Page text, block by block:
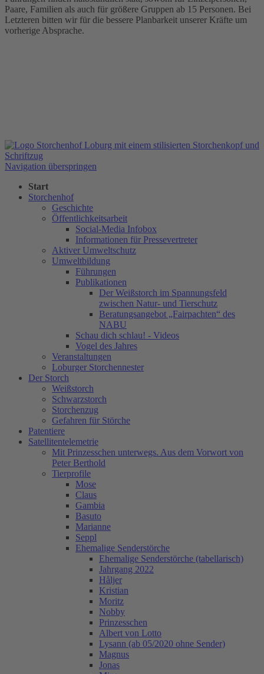
Paare, Familien als auch für größere Gruppen ab 15 Personen. Bei
Letzteren bitten wir für die bessere Planbarkeit unserer Kräfte um
vorherige Absprache.
Navigation überspringen
Start
Storchenhof
Geschichte
Öffentlichkeitsarbeit
Social-Media Infobox
Informationen für Pressevertreter
Aktiver Umweltschutz
Umweltbildung
Führungen
Publikationen
Der Weißstorch im Spannungsfeld
zwischen Natur- und Tierschutz
Beratungsangebot „Fairpachten“ des
NABU
Schau dich schlau! - Videos
Vogel des Jahres
Veranstaltungen
Loburger Storchennester
Der Storch
Weißstorch
Schwarzstorch
Storchenzug
Gefahren für Störche
Patentiere
Satellitentelemetrie
Mit Prinzesschen unterwegs. Aus dem Vorwort von
Peter Berthold
Tierprofile
Mose
Claus
Gambia
Basuto
Marianne
Seppl
Ehemalige Senderstörche
Ehemalige Senderstörche (tabellarisch)
Jahrgang 2022
Håljer
Kristian
Moritz
Nobby
Prinzesschen
Albert von Lotto
Lysann (ab 05/2020 ohne Sender)
Magnus
Jonas